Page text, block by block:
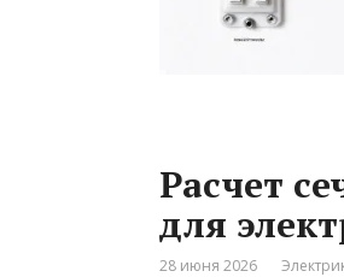
Расчет
для
28 июня 2026